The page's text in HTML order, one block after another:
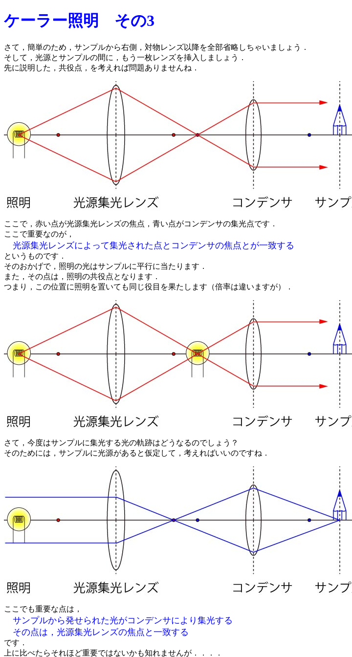
ケーラー照明 その3
さて，簡単のため，サンプルから右側，対物レンズ以降を全部省略しちゃいましょう．
そして，光源とサンプルの間に，もう一枚レンズを挿入しましょう．
先に説明した，共役点，を考えれば問題ありませんね．
ここで，赤い点が光源集光レンズの焦点，青い点がコンデンサの集光点です．
ここで重要なのが，
光源集光レンズによって集光された点とコンデンサの焦点とが一致する
というものです．
そのおかげで，照明の光はサンプルに平行に当たります．
また，その点は，照明の共役点となります．
つまり，この位置に照明を置いても同じ役目を果たします（倍率は違いますが）．
さて，今度はサンプルに集光する光の軌跡はどうなるのでしょう？
そのためには，サンプルに光源があると仮定して，考えればいいのですね．
ここでも重要な点は，
サンプルから発せられた光がコンデンサにより集光する
その点は，光源集光レンズの焦点と一致する
です．
上に比べたらそれほど重要ではないかも知れませんが．．．．